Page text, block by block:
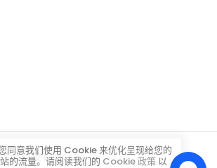
云科技有限公司
同意我们使用 Cookie 来优化呈现给您的
的流量。请阅读我们的 Cookie 政策 以